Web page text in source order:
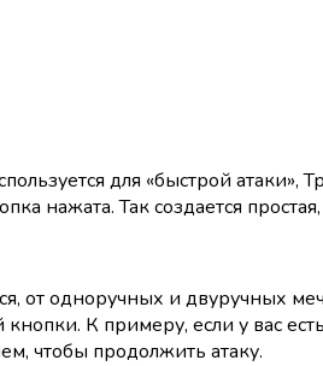
для «быстрой атаки»,
нажата. Так создается
от одноручных и двуручных
К примеру, если у вас
чтобы продолжить атаку.